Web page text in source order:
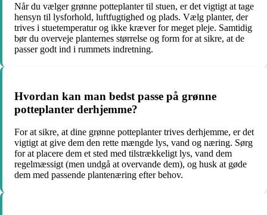
Når du vælger grønne potteplanter til stuen, er det vigtigt at tage
hensyn til lysforhold, luftfugtighed og plads. Vælg planter, der
trives i stuetemperatur og ikke kræver for meget pleje. Samtidig
bør du overveje planternes størrelse og form for at sikre, at de
passer godt ind i rummets indretning.
Hvordan kan man bedst passe på grønne
potteplanter derhjemme?
For at sikre, at dine grønne potteplanter trives derhjemme, er det
vigtigt at give dem den rette mængde lys, vand og næring. Sørg
for at placere dem et sted med tilstrækkeligt lys, vand dem
regelmæssigt (men undgå at overvande dem), og husk at gøde
dem med passende plantenæring efter behov.